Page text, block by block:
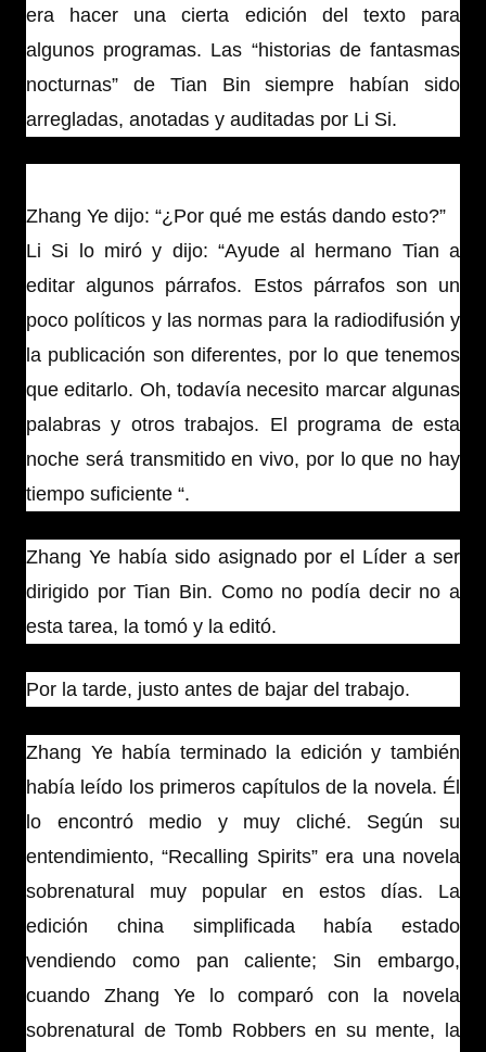
era hacer una cierta edición del texto para
algunos programas. Las “historias de fantasmas
nocturnas” de Tian Bin siempre habían sido
arregladas, anotadas y auditadas por Li Si.
Zhang Ye dijo: “¿Por qué me estás dando esto?”
Li Si lo miró y dijo: “Ayude al hermano Tian a
editar algunos párrafos. Estos párrafos son un
poco políticos y las normas para la radiodifusión y
la publicación son diferentes, por lo que tenemos
que editarlo. Oh, todavía necesito marcar algunas
palabras y otros trabajos. El programa de esta
noche será transmitido en vivo, por lo que no hay
tiempo suficiente “.
Zhang Ye había sido asignado por el Líder a ser
dirigido por Tian Bin. Como no podía decir no a
esta tarea, la tomó y la editó.
Por la tarde, justo antes de bajar del trabajo.
Zhang Ye había terminado la edición y también
había leído los primeros capítulos de la novela. Él
lo encontró medio y muy cliché. Según su
entendimiento, “Recalling Spirits” era una novela
sobrenatural muy popular en estos días. La
edición china simplificada había estado
vendiendo como pan caliente; Sin embargo,
cuando Zhang Ye lo comparó con la novela
sobrenatural de Tomb Robbers en su mente, la